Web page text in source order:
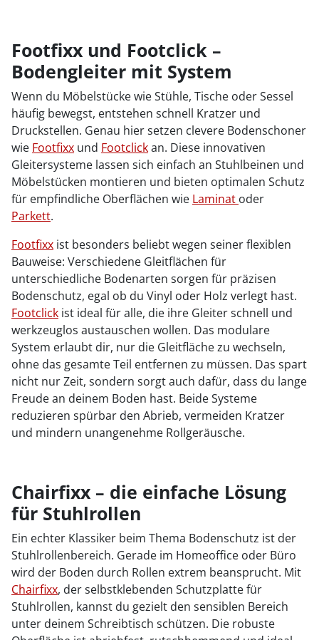
Footfixx und Footclick –
Bodengleiter mit System
Wenn du Möbelstücke wie Stühle, Tische oder Sessel
häufig bewegst, entstehen schnell Kratzer und
Druckstellen. Genau hier setzen clevere Bodenschoner
wie Footfixx und Footclickan. Diese innovativen
Gleitersysteme lassen sich einfach an Stuhlbeinen und
Möbelstücken montieren und bieten optimalen Schutz
für empfindliche Oberflächen wie Laminat oder
Parkett.
Footfixx ist besonders beliebt wegen seiner flexiblen
Bauweise: Verschiedene Gleitflächen für
unterschiedliche Bodenarten sorgen für präzisen
Bodenschutz, egal ob du Vinyl oder Holz verlegt hast.
Footclick ist ideal für alle, die ihre Gleiter schnell und
werkzeuglos austauschen wollen. Das modulare
System erlaubt dir, nur die Gleitfläche zu wechseln,
ohne das gesamte Teil entfernen zu müssen. Das spart
nicht nur Zeit, sondern sorgt auch dafür, dass du lange
Freude an deinem Boden hast. Beide Systeme
reduzieren spürbar den Abrieb, vermeiden Kratzer
und mindern unangenehme Rollgeräusche.
Chairfixx – die einfache Lösung
für Stuhlrollen
Ein echter Klassiker beim Thema Bodenschutz ist der
Stuhlrollenbereich. Gerade im Homeoffice oder Büro
wird der Boden durch Rollen extrem beansprucht. Mit
Chairfixx, der selbstklebenden Schutzplatte für
Stuhlrollen, kannst du gezielt den sensiblen Bereich
unter deinem Schreibtisch schützen. Die robuste